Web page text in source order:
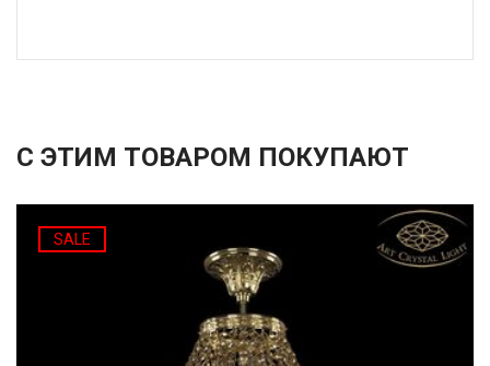
С ЭТИМ ТОВАРОМ ПОКУПАЮТ
SALE